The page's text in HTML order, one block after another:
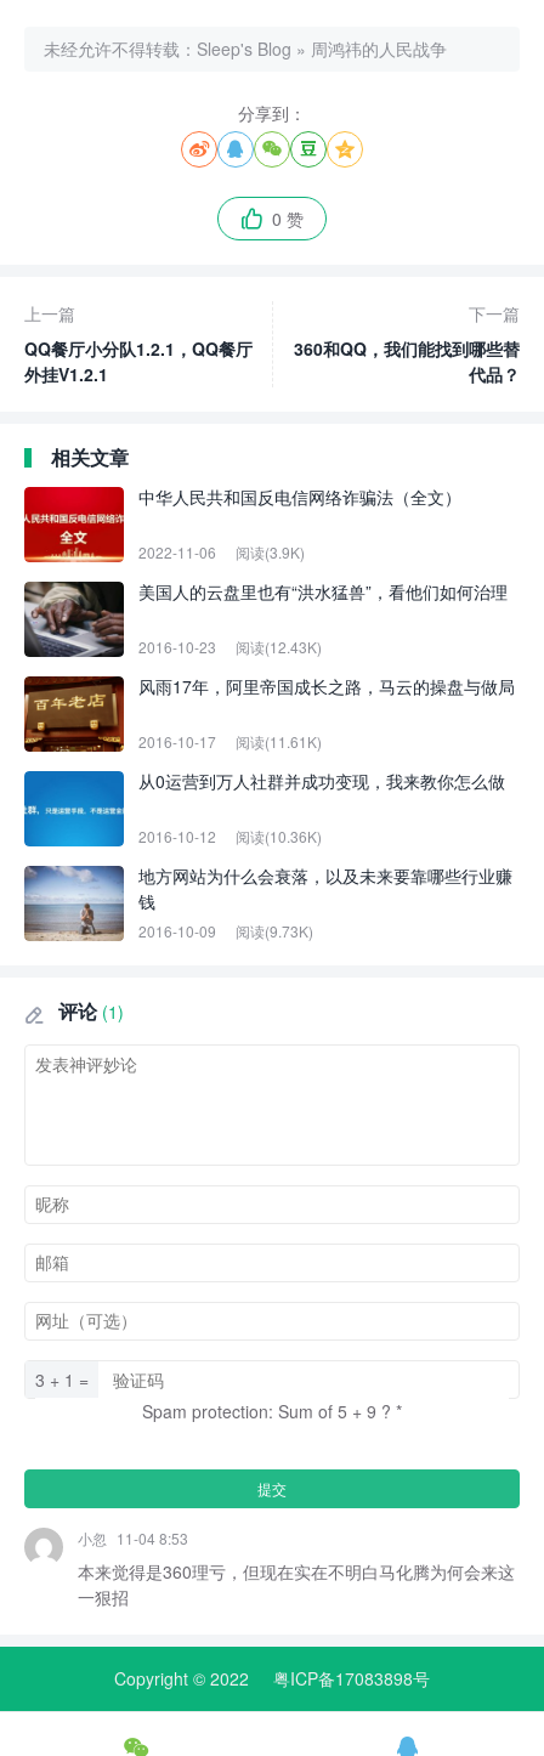
 
未经允许不得转载： Sleep's Blog » 周鸿祎的人民战争
分享到：
    
 0 赞
上一篇
QQ餐厅小分队1.2.1，QQ餐厅
外挂V1.2.1
下一篇
360和QQ，我们能找到哪些替
代品？
相关文章
中华人民共和国反电信网络诈骗法（全文）
2022-11-06 阅读(3.9K)
美国人的云盘里也有“洪水猛兽”，看他们如何治理
2016-10-23 阅读(12.43K)
风雨17年，阿里帝国成长之路，马云的操盘与做局
2016-10-17 阅读(11.61K)
从0运营到万人社群并成功变现，我来教你怎么做
2016-10-12 阅读(10.36K)
地方网站为什么会衰落，以及未来要靠哪些行业赚
钱
2016-10-09 阅读(9.73K)
 评论 (1)
3 + 1 =
Spam protection: Sum of 5 + 9 ? *
小忽 11-04 8:53
本来觉得是360理亏，但现在实在不明白马化腾为何会来这
一狠招
Copyright © 2022 粤ICP备17083898号